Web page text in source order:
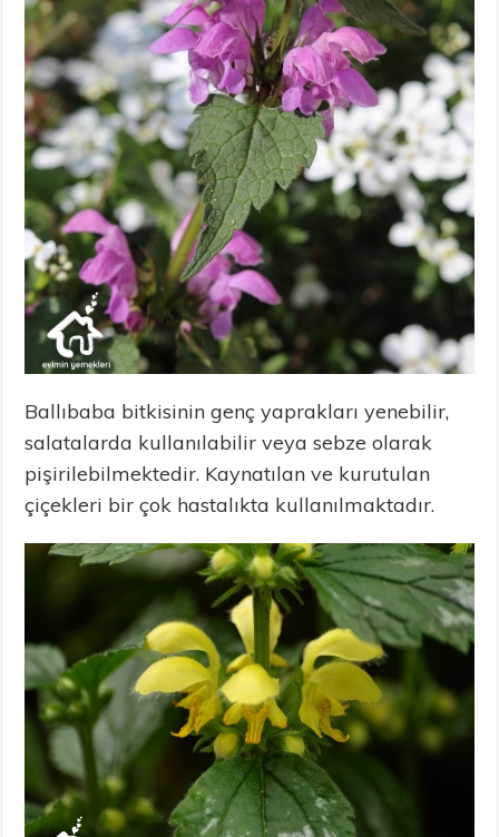
Ballıbaba bitkisinin genç yaprakları yenebilir,
salatalarda kullanılabilir veya sebze olarak
pişirilebilmektedir. Kaynatılan ve kurutulan
çiçekleri bir çok hastalıkta kullanılmaktadır.